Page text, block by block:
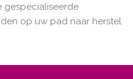
gespecialiseerde
op uw pad naar herstel.